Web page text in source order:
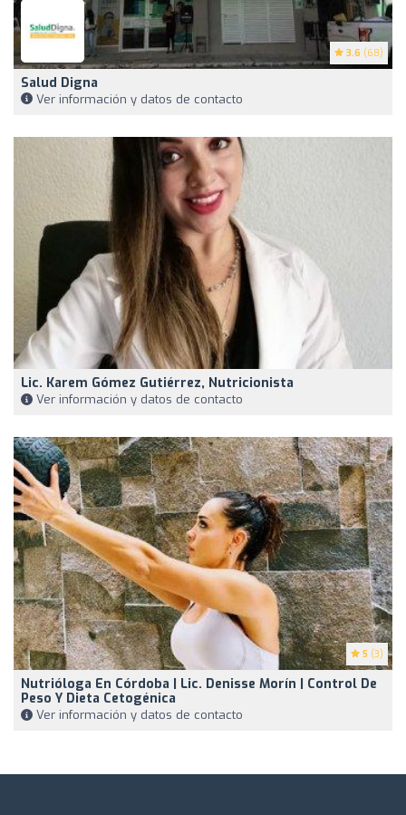
3.6 (68)
Salud Digna
Ver información y datos de contacto
Lic. Karem Gómez Gutiérrez, Nutricionista
Ver información y datos de contacto
5 (3)
Nutrióloga En Córdoba | Lic. Denisse Morín | Control De
Peso Y Dieta Cetogénica
Ver información y datos de contacto